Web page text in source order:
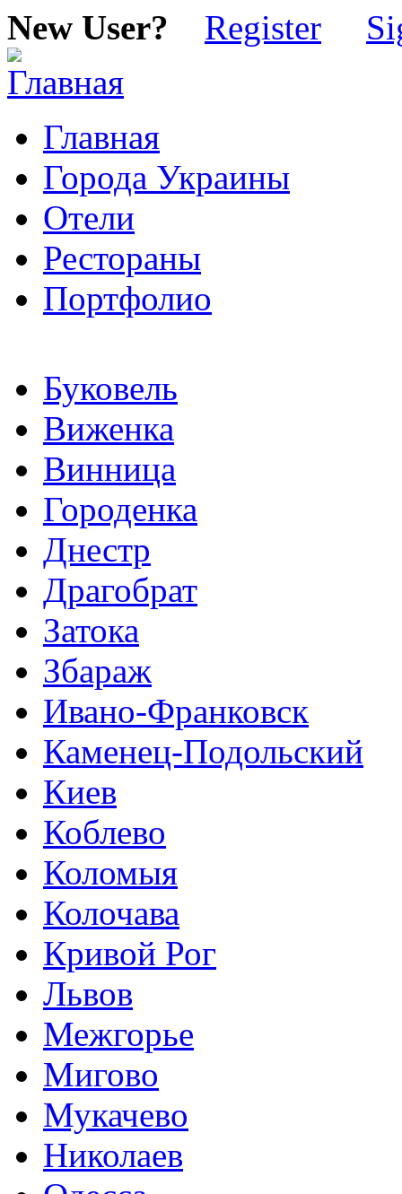
New User? Register
Главная
Города Украины
Отели
Рестораны
Портфолио
Буковель
Виженка
Винница
Городенка
Днестр
Драгобрат
Затока
Збараж
Ивано-Франковск
Каменец-Подольский
Киев
Коблево
Коломыя
Колочава
Кривой Рог
Львов
Межгорье
Мигово
Мукачево
Николаев